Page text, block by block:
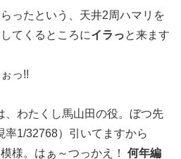
ったという、天井2周ハマリを
てくるところにイラっと来ます
っ!!
、わたくし馬山田の役。ぼつ先
率1/32768）引いてますから
様。はぁ～つっかえ！ 何年編